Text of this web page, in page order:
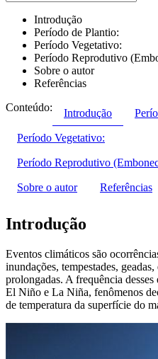
Introdução
Período de Plantio:
Período Vegetativo:
Período Reprodutivo
Sobre o autor
Referências
Conteúdo:
Introdução
Período Vegetativo:
Período Reprodutivo
Sobre o autor Referências
Introdução
Eventos climáticos são
inundações, tempestades,
prolongadas. A frequência
El Niño e La Niña, fenômenos
de temperatura da superfície do